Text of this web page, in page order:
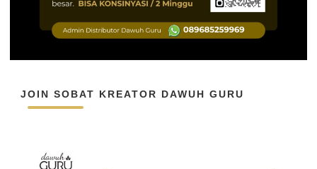
JOIN SOBAT KREATOR DAWUH GURU